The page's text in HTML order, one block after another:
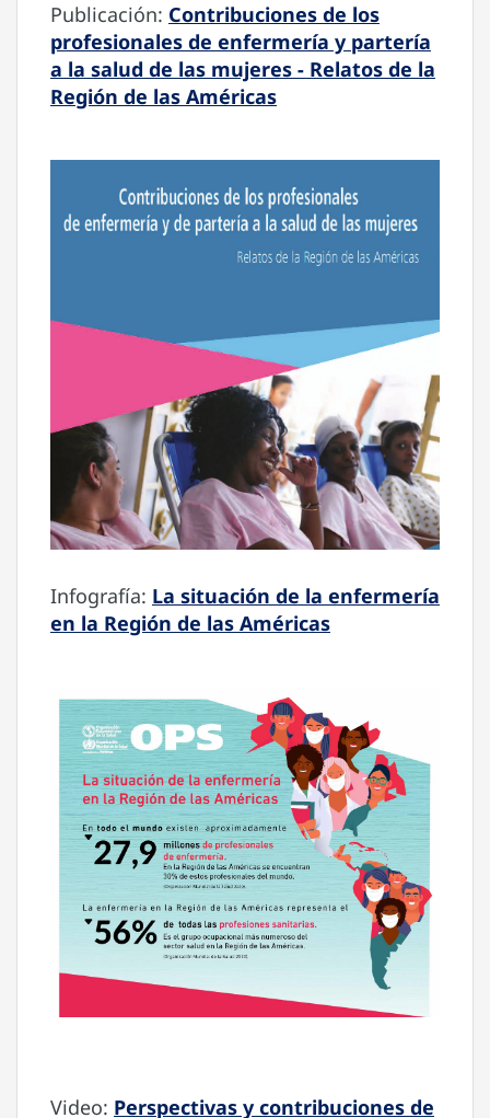
Publicación: Contribuciones de los
profesionales de enfermería y partería
a la salud de las mujeres - Relatos de la
Región de las Américas
Infografía: La situación de la enfermería
en la Región de las Américas
Video: Perspectivas y contribuciones de